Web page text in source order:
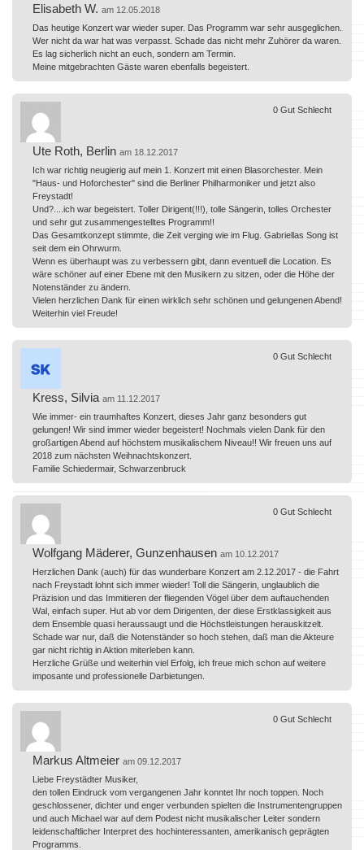
Elisabeth W. am 12.05.2018
Das heutige Konzert war wieder super. Das Programm war sehr ausgeglichen.
Wer nicht da war hat was verpasst. Schade das nicht mehr Zuhörer da waren.
Es lag sicherlich nicht an euch, sondern am Termin.
Meine mitgebrachten Gäste waren ebenfalls begeistert.
Ute Roth, Berlin am 18.12.2017
Ich war richtig neugierig auf mein 1. Konzert mit einen Blasorchester. Mein
"Haus- und Hoforchester" sind die Berliner Philharmoniker und jetzt also
Freystadt!
Und?....ich war begeistert. Toller Dirigent(!!!), tolle Sängerin, tolles Orchester
und sehr gut zusammengestelltes Programm!!
Das Gesamtkonzept stimmte, die Zeit verging wie im Flug. Gabriellas Song ist
seit dem ein Ohrwurm.
Wenn es überhaupt was zu verbessern gibt, dann eventuell die Location. Es
wäre schöner auf einer Ebene mit den Musikern zu sitzen, oder die Höhe der
Notenständer zu ändern.
Vielen herzlichen Dank für einen wirklich sehr schönen und gelungenen Abend!
Weiterhin viel Freude!
0 Gut Schlecht
Kress, Silvia am 11.12.2017
Wie immer- ein traumhaftes Konzert, dieses Jahr ganz besonders gut
gelungen! Wir sind immer wieder begeistert! Nochmals vielen Dank für den
großartigen Abend auf höchstem musikalischem Niveau!! Wir freuen uns auf
2018 zum nächsten Weihnachtskonzert.
Familie Schiedermair, Schwarzenbruck
0 Gut Schlecht
Wolfgang Mäderer, Gunzenhausen am 10.12.2017
Herzlichen Dank (auch) für das wunderbare Konzert am 2.12.2017 - die Fahrt
nach Freystadt lohnt sich immer wieder! Toll die Sängerin, unglaublich die
Präzision und das Immitieren der fliegenden Vögel über dem auftauchenden
Wal, einfach super. Hut ab vor dem Dirigenten, der diese Erstklassigkeit aus
dem Ensemble quasi heraussaugt und die Höchstleistungen herauskitzelt.
Schade war nur, daß die Notenständer so hoch stehen, daß man die Akteure
gar nicht richtig in Aktion miterleben kann.
Herzliche Grüße und weiterhin viel Erfolg, ich freue mich schon auf weitere
imposante und professionelle Darbietungen.
0 Gut Schlecht
Markus Altmeier am 09.12.2017
Liebe Freystädter Musiker,
den tollen Eindruck vom vergangenen Jahr konntet Ihr noch toppen. Noch
geschlossener, dichter und enger verbunden spielten die Instrumentengruppen
und auch Michael war auf dem Podest nicht musikalischer Leiter sondern
leidenschaftlicher Interpret des hochinteressanten, amerikanisch geprägten
Programms.
0 Gut Schlecht